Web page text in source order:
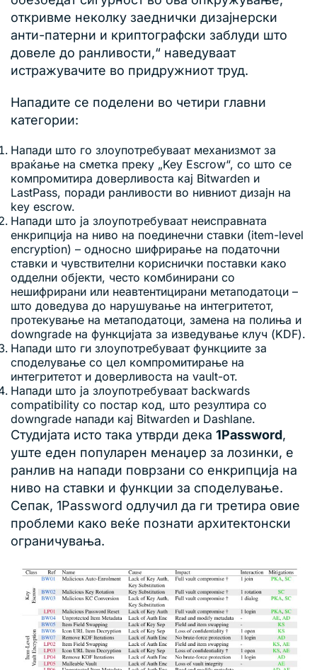
откривме неколку заеднички дизајнерски
анти-патерни и криптографски заблуди што
довеле до ранливости,“ наведуваат
истражувачите во придружниот труд.
Нападите се поделени во четири главни
категории:
Напади што го злоупотребуваат механизмот за
враќање на сметка преку „Key Escrow“, со што се
компромитира доверливоста кај Bitwarden и
LastPass, поради ранливости во нивниот дизајн на
key escrow.
Напади што ја злоупотребуваат неисправната
енкрипција на ниво на поединечни ставки (item-level
encryption) – односно шифрирање на податочни
ставки и чувствителни кориснички поставки како
одделни објекти, често комбинирани со
нешифрирани или неавтентицирани метаподатоци –
што доведува до нарушување на интегритетот,
протекување на метаподатоци, замена на полиња и
downgrade на функцијата за изведување клуч (KDF).
Напади што ги злоупотребуваат функциите за
споделување со цел компромитирање на
интегритетот и доверливоста на vault-от.
Напади што ја злоупотребуваат backwards
compatibility со постар код, што резултира со
downgrade напади кај Bitwarden и Dashlane.
Студијата исто така утврди дека 1Password,
уште еден популарен менаџер за лозинки, е
ранлив на напади поврзани со енкрипција на
ниво на ставки и функции за споделување.
Сепак, 1Password одлучил да ги третира овие
проблеми како веќе познати архитектонски
ограничувања.